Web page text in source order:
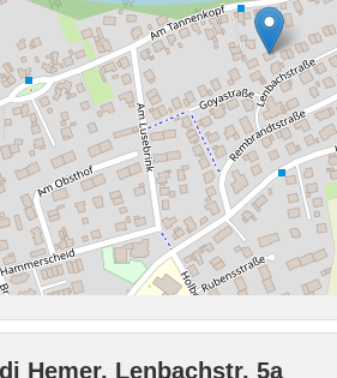
Hemer, Lenbachstr. 5a